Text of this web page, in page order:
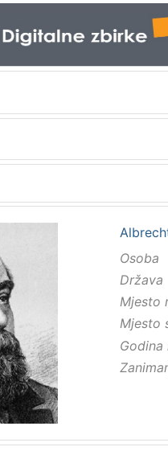
Osoba
Država
Mjesto
Mjesto